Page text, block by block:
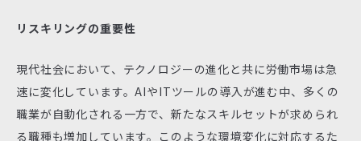
リスキリングの重要性
現代社会において、テクノロジーの進化と共に労働市場は急
速に変化しています。AIやITツールの導入が進む中、多くの
職業が自動化される一方で、新たなスキルセットが求められ
る職種も増加しています。このような環境変化に対応するた